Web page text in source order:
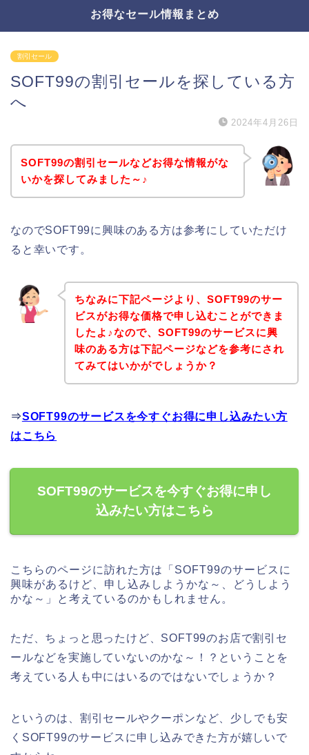
お得なセール情報まとめ
割引セール
SOFT99の割引セールを探している方
へ
2024年4月26日
SOFT99の割引セールなどお得な情報がな
いかを探してみました～♪
なのでSOFT99に興味のある方は参考にしていただけ
ると幸いです。
ちなみに下記ページより、SOFT99のサー
ビスがお得な価格で申し込むことができま
したよ♪なので、SOFT99のサービスに興
味のある方は下記ページなどを参考にされ
てみてはいかがでしょうか？
⇒SOFT99のサービスを今すぐお得に申し込みたい方
はこちら
SOFT99のサービスを今すぐお得に申し
込みたい方はこちら
こちらのページに訪れた方は「SOFT99のサービスに
興味があるけど、申し込みしようかな～、どうしよう
かな～」と考えているのかもしれません。
ただ、ちょっと思ったけど、SOFT99のお店で割引セ
ールなどを実施していないのかな～！？ということを
考えている人も中にはいるのではないでしょうか？
というのは、割引セールやクーポンなど、少しでも安
くSOFT99のサービスに申し込みできた方が嬉しいで